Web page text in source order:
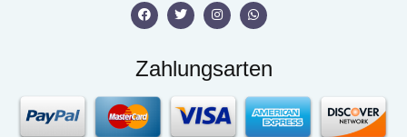
Zahlungsarten